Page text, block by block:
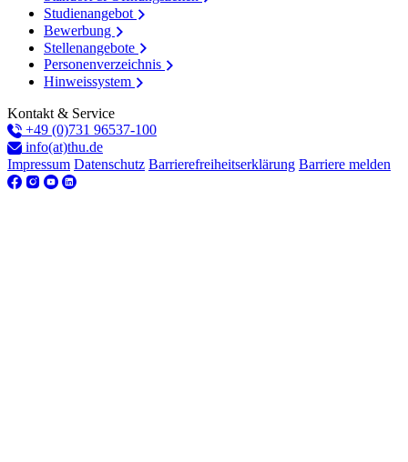
Studienangebot
Bewerbung
Stellenangebote
Personenverzeichnis
Hinweissystem
Kontakt & Service
+49 (0)731 96537-100
info(at)thu.de
Impressum Datenschutz Barrierefreiheitserklärung Barriere melden